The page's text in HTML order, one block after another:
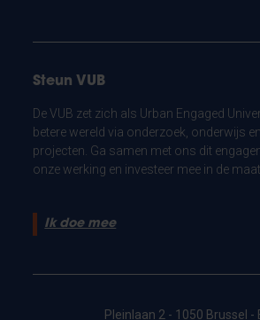
Steun VUB
De VUB zet zich als Urban Engaged
betere wereld via onderzoek, onderwijs
projecten. Ga samen met ons dit
onze werking en investeer mee in de
Ik doe mee
Pleinlaan 2 - 1050 Brussel -